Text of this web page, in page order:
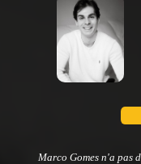
Marco Gomes n'a pas